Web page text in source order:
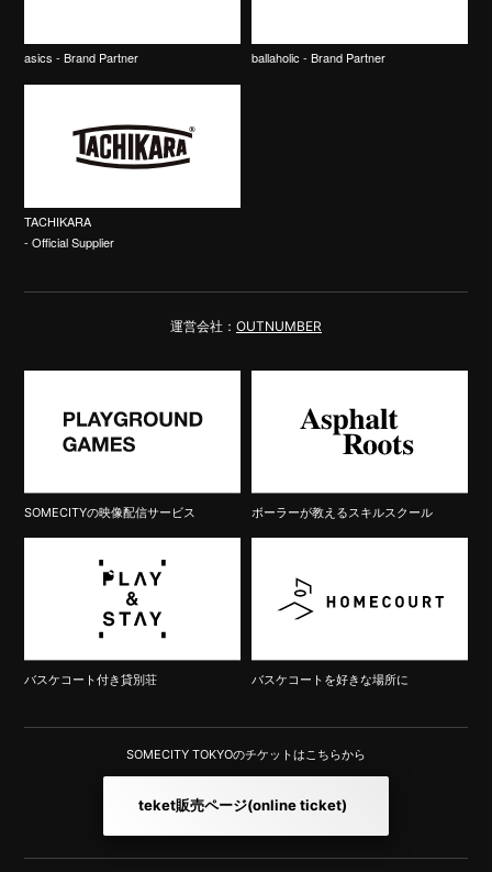
asics - Brand Partner ballaholic - Brand Partner
TACHIKARA
- Official Supplier
運営会社： OUTNUMBER
SOMECITYの映像配信サービス ボーラーが教えるスキルスクール
バスケコート付き貸別荘 バスケコートを好きな場所に
SOMECITY TOKYOのチケットはこちらから
teket販売ページ(online ticket)